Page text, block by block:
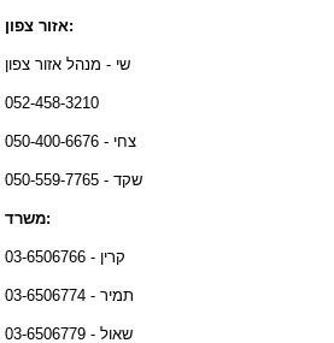
אזור צפון:
שי - מנהל אזור צפון
052-458-3210
צחי - 050-400-6676
שקד - 050-559-7765
משרד:
קרין - 03-6506766
תמיר - 03-6506774
שאול - 03-6506779